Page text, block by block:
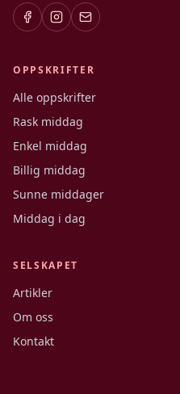
OPPSKRIFTER
Alle oppskrifter
Rask middag
Enkel middag
Billig middag
Sunne middager
Middag i dag
SELSKAPET
Artikler
Om oss
Kontakt